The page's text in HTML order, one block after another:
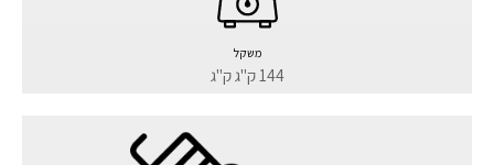
משקל
144 ק"ג ק"ג